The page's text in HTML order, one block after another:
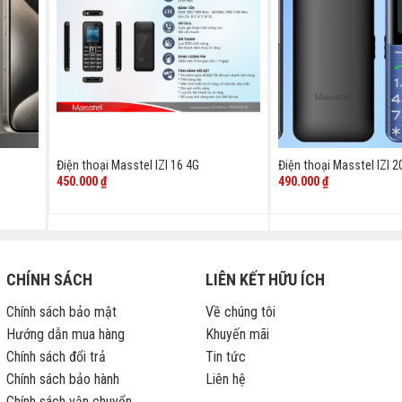
Điện thoại Masstel IZI 16 4G
450.000₫
Điện thoại Masstel IZI
490.000₫
CHÍNH SÁCH
Chính sách bảo mật
Hướng dẫn mua hàng
Chính sách đổi trả
Chính sách bảo hành
LIÊN KẾT HỮU ÍCH
Về chúng tôi
Khuyến mãi
Tin tức
Liên hệ